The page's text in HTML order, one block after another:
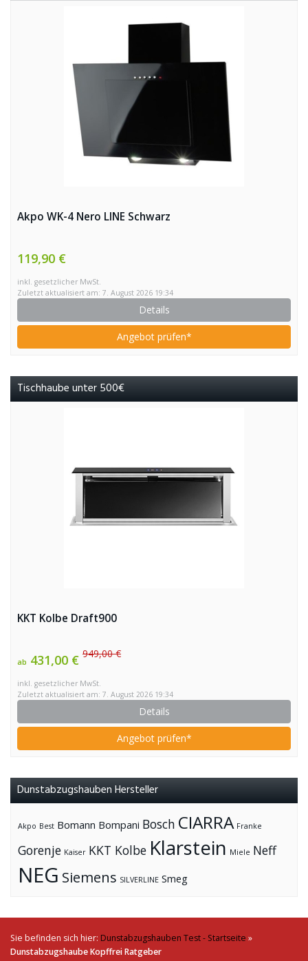
Akpo WK-4 Nero LINE Schwarz
119,90 €
inkl. gesetzlicher MwSt.
Zuletzt aktualisiert am: 7. August 2026 19:34
Details
Angebot prüfen*
Tischhaube unter 500€
KKT Kolbe Draft900
ab 431,00 € 949,00 €
inkl. gesetzlicher MwSt.
Zuletzt aktualisiert am: 7. August 2026 19:34
Details
Angebot prüfen*
Dunstabzugshauben Hersteller
Akpo Best Bomann Bompani Bosch CIARRA Franke
Gorenje Kaiser KKT Kolbe Klarstein Miele Neff
NEG Siemens SILVERLINE Smeg
Sie befinden sich hier: Dunstabzugshauben Test - Startseite »
Dunstabzugshaube Kopffrei Ratgeber